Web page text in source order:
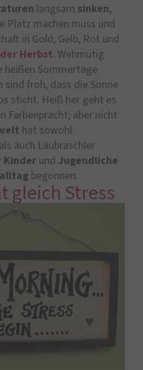
langsam sinken,
Platz machen muss und
in Gold, Gelb, Rot und
Herbst. Wehmütig
heißen Sommertage
sind froh, dass die Sonne
sticht. Heiß her geht es
Farbenpracht; aber nicht
hat sowohl
auch Laubraschler
Kinder und Jugendliche
begonnen.
gleich Stress